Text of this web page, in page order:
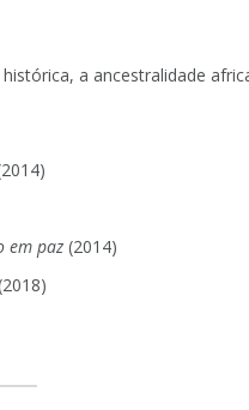
a ancestralidade
em paz (2014)